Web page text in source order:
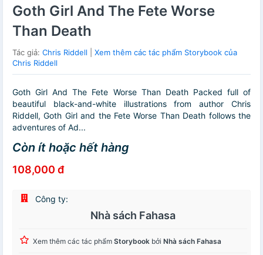
Goth Girl And The Fete Worse
Than Death
Tác giả: Chris Riddell
Xem thêm các tác phẩm Storybook của
Chris Riddell
Goth Girl And The Fete Worse Than Death Packed full of
beautiful black-and-white illustrations from author Chris
Riddell, Goth Girl and the Fete Worse Than Death follows the
adventures of Ad...
Còn ít hoặc hết hàng
108,000 đ
Công ty:
Nhà sách Fahasa
Xem thêm các tác phẩm Storybook bởi Nhà sách Fahasa